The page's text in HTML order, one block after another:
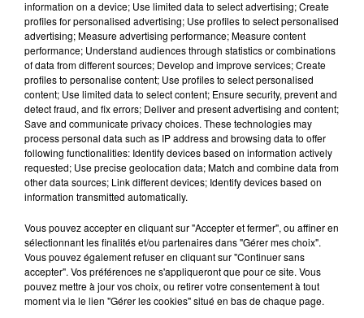
Coupe de France : les basketteurs chartrains
connaissent la...
Le C'CMBM affrontera un autre club de la région
Centre à l'occasion des 32es de finale de la Coupe de
France.
LE GRAND FORMAT Voir plus
information on a device; Use limited data to select advertising; Create
profiles for personalised advertising; Use profiles to select personalised
advertising; Measure advertising performance; Measure content
performance; Understand audiences through statistics or combinations
of data from different sources; Develop and improve services; Create
profiles to personalise content; Use profiles to select personalised
content; Use limited data to select content; Ensure security, prevent and
detect fraud, and fix errors; Deliver and present advertising and content;
Save and communicate privacy choices. These technologies may
process personal data such as IP address and browsing data to offer
following functionalities: Identify devices based on information actively
requested; Use precise geolocation data; Match and combine data from
other data sources; Link different devices; Identify devices based on
information transmitted automatically.
Vous pouvez accepter en cliquant sur "Accepter et fermer", ou affiner en
sélectionnant les finalités et/ou partenaires dans "Gérer mes choix".
Vous pouvez également refuser en cliquant sur "Continuer sans
accepter". Vos préférences ne s'appliqueront que pour ce site. Vous
pouvez mettre à jour vos choix, ou retirer votre consentement à tout
moment via le lien "Gérer les cookies" situé en bas de chaque page.